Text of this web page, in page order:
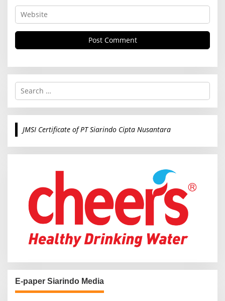
S
r
c
o
JMSI Certificate of PT Siarindo Cipta Nusantara
E-paper Siarindo Media